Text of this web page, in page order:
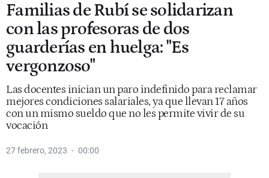
Familias de Rubí se solidarizan
con las profesoras de dos
guarderías en huelga: "Es
vergonzoso"
Las docentes inician un paro indefinido para reclamar
mejores condiciones salariales, ya que llevan 17 años
con un mismo sueldo que no les permite vivir de su
vocación
27 febrero, 2023 00:00